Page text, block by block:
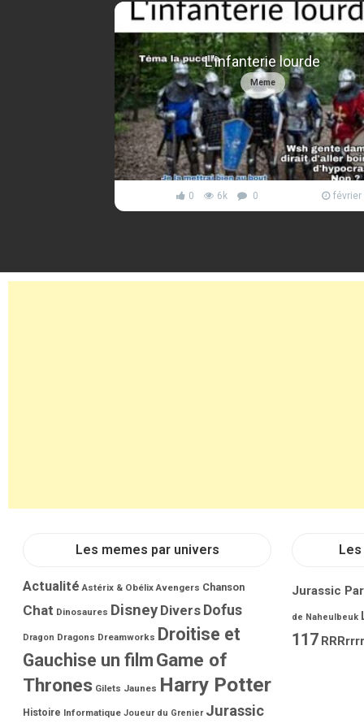
L’infanterie lourde
Meme
0 6k 0 février
Les memes par univers
Actualité Astérix & Obélix Avengers Chanson
Chat Dinosaures Disney Divers Dofus
Dragon Dragons Dreamworks Droitise et
Gauchise un film Game of
Thrones Gilets Jaunes Harry Potter
Histoire Informatique Joueur du Grenier Jurassic
Jurassic
de Naheulbeuk
117